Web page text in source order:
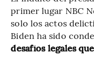
primer lugar NBC
solo los actos
Biden ha sido
desafíos legales